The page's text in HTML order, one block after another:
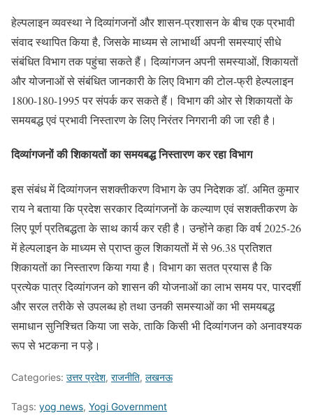
हेल्पलाइन व्यवस्था ने दिव्यांगजनों और शासन-प्रशासन के बीच एक प्रभावी
संवाद स्थापित किया है, जिसके माध्यम से लाभार्थी अपनी समस्याएं सीधे
संबंधित विभाग तक पहुंचा सकते हैं। दिव्यांगजन अपनी समस्याओं, शिकायतों
और योजनाओं से संबंधित जानकारी के लिए विभाग की टोल-फ्री हेल्पलाइन
1800-180-1995 पर संपर्क कर सकते हैं। विभाग की ओर से शिकायतों के
समयबद्ध एवं प्रभावी निस्तारण के लिए निरंतर निगरानी की जा रही है।
दिव्यांगजनों की शिकायतों का समयबद्ध निस्तारण कर रहा विभाग
इस संबंध में दिव्यांगजन सशक्तीकरण विभाग के उप निदेशक डॉ. अमित कुमार
राय ने बताया कि प्रदेश सरकार दिव्यांगजनों के कल्याण एवं सशक्तीकरण के
लिए पूर्ण प्रतिबद्धता के साथ कार्य कर रही है। उन्होंने कहा कि वर्ष 2025-26
में हेल्पलाइन के माध्यम से प्राप्त कुल शिकायतों में से 96.38 प्रतिशत
शिकायतों का निस्तारण किया गया है। विभाग का सतत प्रयास है कि
प्रत्येक पात्र दिव्यांगजन को शासन की योजनाओं का लाभ समय पर, पारदर्शी
और सरल तरीके से उपलब्ध हो तथा उनकी समस्याओं का भी समयबद्ध
समाधान सुनिश्चित किया जा सके, ताकि किसी भी दिव्यांगजन को अनावश्यक
रूप से भटकना न पड़े।
Categories: उत्तर प्रदेश, राजनीति, लखनऊ
Tags: yog news, Yogi Government